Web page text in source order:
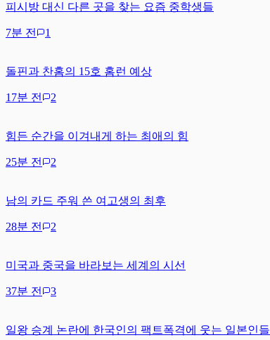
피시방 대신 다른 곳을 찾는 요즘 중학생들
7분 전 1
돌핀과 찬홈의 15호 홈런 예상
17분 전 2
힘든 순간을 이겨내게 하는 최애의 힘
25분 전 2
남의 카드 주워 쓴 여고생의 최후
28분 전 2
미국과 중국을 바라보는 세계의 시선
37분 전 3
일왕 승계 논란에 한국인의 팩트폭격에 웃는 일본인들